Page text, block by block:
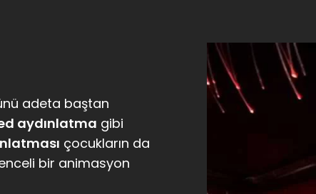
adeta baştan
aydınlatma gibi
çocukların da
bir animasyon